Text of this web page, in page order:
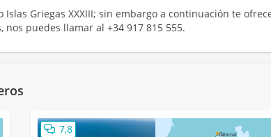
Griegas XXXIII; sin embargo a continuación te
puedes llamar al +34 917 815 555.
7,8